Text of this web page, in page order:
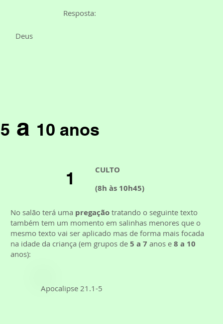
Resposta:
Deus
5 a 10 anos
1
CULTO
(8h às 10h45)
No salão terá uma pregaçãotratando o seguinte texto
também tem um momento em salinhas menores que o
mesmo texto vai ser aplicado mas de forma mais focada
na idade da criança (em grupos de 5 a 7 anos e 8 a 10
anos):
Apocalipse 21.1-5